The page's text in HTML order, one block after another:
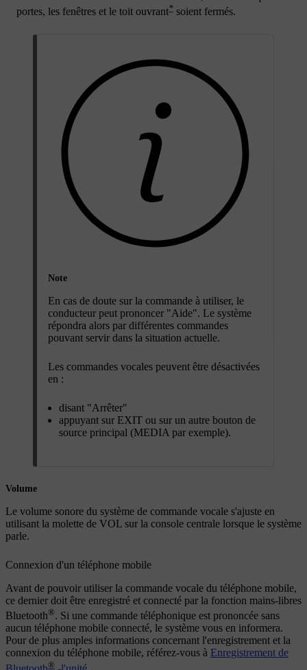
portes, les fenêtres et le toit ouvrant* soient fermés.
Note
En cas de doute sur la commande à utiliser, le
conducteur peut prononcer "Aide". Le système
répondra alors par différentes commandes
pouvant servir dans la situation actuelle.
Les commandes vocales peuvent être désactivées
en :
disant "Arrêter"
appuyant sur EXIT ou sur un autre bouton de
source principal (MEDIA par exemple).
Volume
Le volume sonore du système de commande vocale s'ajuste en
utilisant la molette de VOL sur la console centrale lorsque le système
parle.
Connexion d'un téléphone mobile
Avant de pouvoir utiliser la commande vocale du téléphone mobile,
ce dernier doit être enregistré et connecté par la fonction mains-libres
Bluetooth®. Si une commande téléphonique est prononcée sans
aucun téléphone mobile connecté, le système vous en informera.
Pour de plus amples informations concernant l'enregistrement et la
connexion du téléphone mobile, référez-vous à Enregistrement de
®